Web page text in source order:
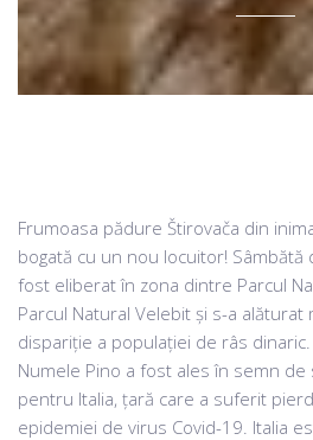
Frumoasa pădure Štirovača din
bogată cu un nou locuitor! Sâmbătă
fost eliberat în zona dintre Parcul
Parcul Natural Velebit și s-a alăturat
dispariție a populației de râs dinaric.
Numele Pino a fost ales în semn
pentru Italia, țară care a suferit
epidemiei de virus Covid-19. Italia